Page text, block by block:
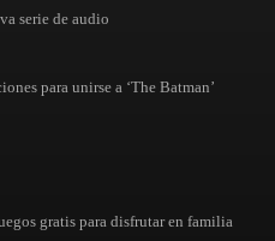
serie de audio
para unirse a ‘The Batman’
gratis para disfrutar en familia